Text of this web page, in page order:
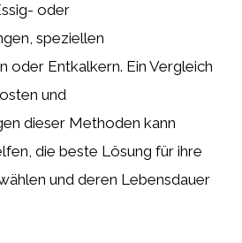
oder
speziellen
oder Entkalkern. Ein Vergleich
und
dieser Methoden kann
die beste Lösung für ihre
und deren Lebensdauer